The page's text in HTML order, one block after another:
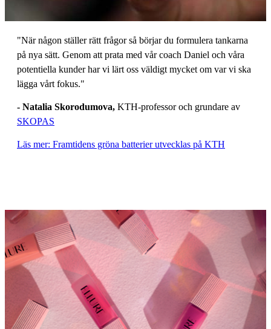
"När någon ställer rätt frågor så börjar du formulera tankarna
på nya sätt. Genom att prata med vår coach Daniel och våra
potentiella kunder har vi lärt oss väldigt mycket om var vi ska
lägga vårt fokus."
- Natalia Skorodumova, KTH-professor och grundare av
SKOPAS
Läs mer: Framtidens gröna batterier utvecklas på KTH